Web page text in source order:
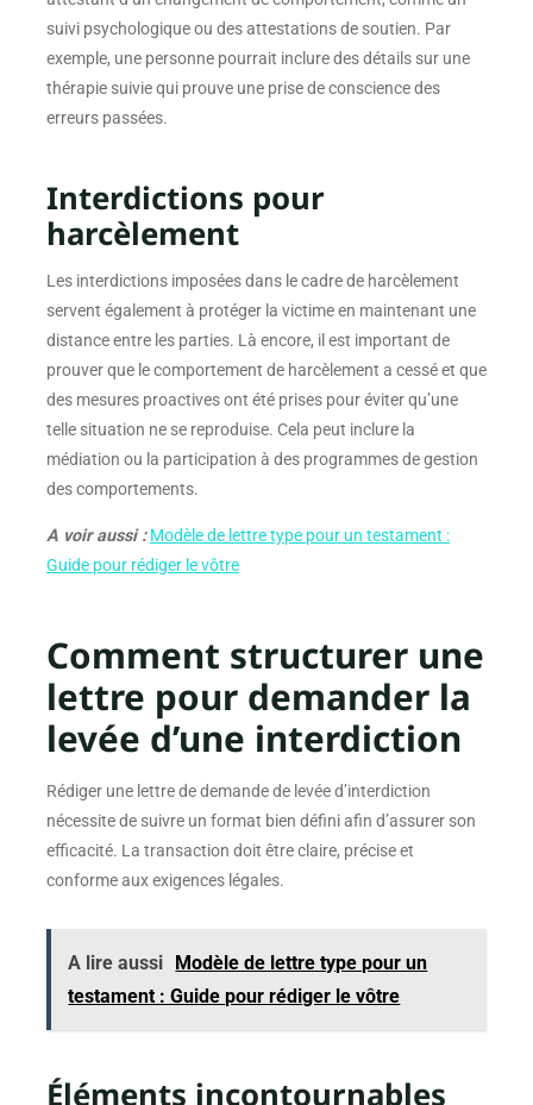
suivi psychologique ou des attestations de soutien. Par
exemple, une personne pourrait inclure des détails sur une
thérapie suivie qui prouve une prise de conscience des
erreurs passées.
Interdictions pour
harcèlement
Les interdictions imposées dans le cadre de harcèlement
servent également à protéger la victime en maintenant une
distance entre les parties. Là encore, il est important de
prouver que le comportement de harcèlement a cessé et que
des mesures proactives ont été prises pour éviter qu’une
telle situation ne se reproduise. Cela peut inclure la
médiation ou la participation à des programmes de gestion
des comportements.
A voir aussi : Modèle de lettre type pour un testament :
Guide pour rédiger le vôtre
Comment structurer une
lettre pour demander la
levée d’une interdiction
Rédiger une lettre de demande de levée d’interdiction
nécessite de suivre un format bien défini afin d’assurer son
efficacité. La transaction doit être claire, précise et
conforme aux exigences légales.
A lire aussi
Modèle de lettre type pour un
testament : Guide pour rédiger le vôtre
Éléments incontournables